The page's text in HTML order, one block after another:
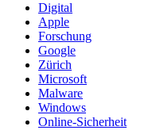
Digital
Apple
Forschung
Google
Zürich
Microsoft
Malware
Windows
Online-Sicherheit